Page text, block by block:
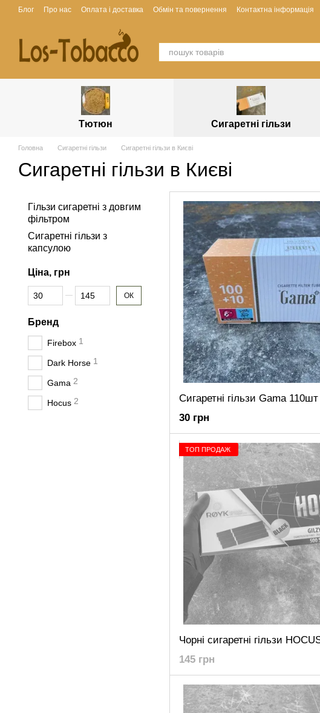
Перейти до основного контенту
Блог Про нас Оплата і доставка Обмін та повернення Контактна інформація
Тютюн Сигаретні гільзи
Головна Сигаретні гільзи Сигаретні гільзи в Києві
Сигаретні гільзи в Києві
Сигаретні гільзи Gama 110шт
30 грн
ТОП ПРОДАЖ
145 грн
Гільзи сигаретні з довгим
фільтром
Сигаретні гільзи з
капсулою
Ціна, грн
Від Ціна, грн
До Ціна, грн ОК
Бренд
Firebox 1
Dark Horse 1
Gama 2
Hocus 2